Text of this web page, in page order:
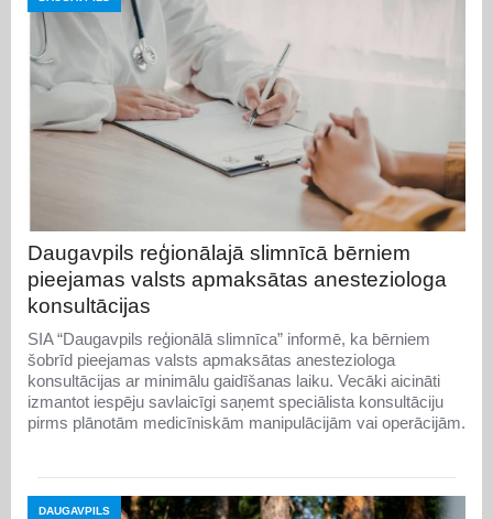
Daugavpils reģionālajā slimnīcā bērniem
pieejamas valsts apmaksātas anesteziologa
konsultācijas
SIA “Daugavpils reģionālā slimnīca” informē, ka bērniem
šobrīd pieejamas valsts apmaksātas anesteziologa
konsultācijas ar minimālu gaidīšanas laiku. Vecāki aicināti
izmantot iespēju savlaicīgi saņemt speciālista konsultāciju
pirms plānotām medicīniskām manipulācijām vai operācijām.
DAUGAVPILS